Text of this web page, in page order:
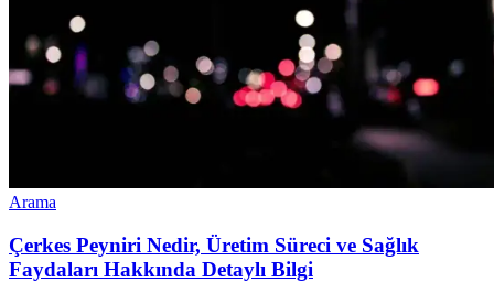
Arama
Çerkes Peyniri Nedir, Üretim Süreci ve Sağlık
Faydaları Hakkında Detaylı Bilgi